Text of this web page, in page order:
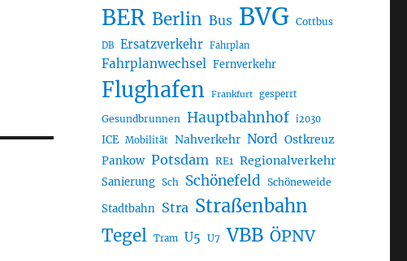
BER Berlin Bus BVG Cottbus
DB Ersatzverkehr Fahrplan
Fahrplanwechsel Fernverkehr
Flughafen Frankfurt gesperrt
Gesundbrunnen Hauptbahnhof i2030
ICE Mobilität Nahverkehr Nord Ostkreuz
Pankow Potsdam RE1 Regionalverkehr
Sanierung Sch Schönefeld Schöneweide
Stadtbahn Stra Straßenbahn
Tegel Tram U5 U7 VBB ÖPNV